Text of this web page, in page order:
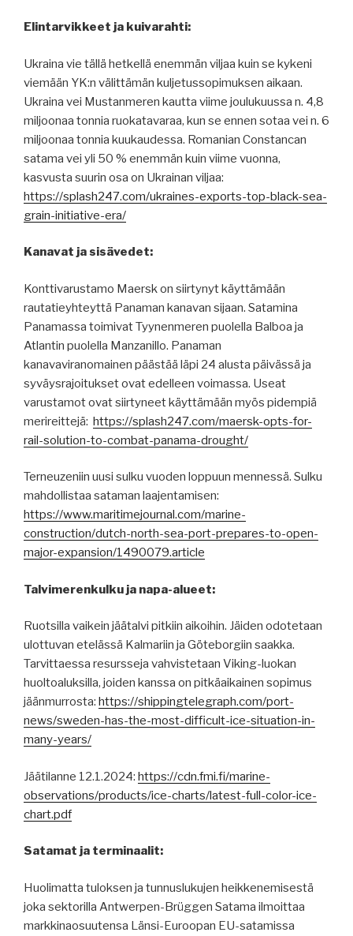
Elintarvikkeet ja kuivarahti:
Ukraina vie tällä hetkellä enemmän viljaa kuin se kykeni
viemään YK:n välittämän kuljetussopimuksen aikaan.
Ukraina vei Mustanmeren kautta viime joulukuussa n. 4,8
miljoonaa tonnia ruokatavaraa, kun se ennen sotaa vei n. 6
miljoonaa tonnia kuukaudessa. Romanian Constancan
satama vei yli 50 % enemmän kuin viime vuonna,
kasvusta suurin osa on Ukrainan viljaa:
https://splash247.com/ukraines-exports-top-black-sea-
grain-initiative-era/
Kanavat ja sisävedet:
Konttivarustamo Maersk on siirtynyt käyttämään
rautatieyhteyttä Panaman kanavan sijaan. Satamina
Panamassa toimivat Tyynenmeren puolella Balboa ja
Atlantin puolella Manzanillo. Panaman
kanavaviranomainen päästää läpi 24 alusta päivässä ja
syväysrajoitukset ovat edelleen voimassa. Useat
varustamot ovat siirtyneet käyttämään myös pidempiä
merireittejä: https://splash247.com/maersk-opts-for-
rail-solution-to-combat-panama-drought/
Terneuzeniin uusi sulku vuoden loppuun mennessä. Sulku
mahdollistaa sataman laajentamisen:
https://www.maritimejournal.com/marine-
construction/dutch-north-sea-port-prepares-to-open-
major-expansion/1490079.article
Talvimerenkulku ja napa-alueet:
Ruotsilla vaikein jäätalvi pitkiin aikoihin. Jäiden odotetaan
ulottuvan etelässä Kalmariin ja Göteborgiin saakka.
Tarvittaessa resursseja vahvistetaan Viking-luokan
huoltoaluksilla, joiden kanssa on pitkäaikainen sopimus
jäänmurrosta: https://shippingtelegraph.com/port-
news/sweden-has-the-most-difficult-ice-situation-in-
many-years/
Jäätilanne 12.1.2024: https://cdn.fmi.fi/marine-
observations/products/ice-charts/latest-full-color-ice-
chart.pdf
Satamat ja terminaalit:
Huolimatta tuloksen ja tunnuslukujen heikkenemisestä
joka sektorilla Antwerpen-Brüggen Satama ilmoittaa
markkinaosuutensa Länsi-Euroopan EU-satamissa